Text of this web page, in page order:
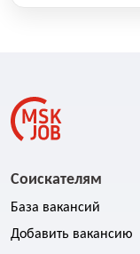
Соискателям
База вакансий
Добавить вакансию